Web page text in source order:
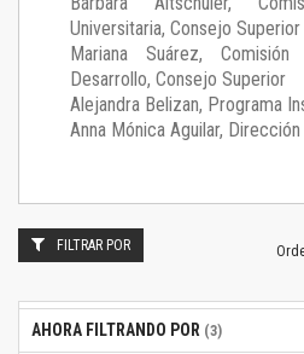
Universitaria, Consejo Superior
Mariana Suárez, Comisión
Desarrollo, Consejo Superior
Alejandra Belizan, Programa
Anna Mónica Aguilar,
FILTRAR POR
AHORA FILTRANDO POR